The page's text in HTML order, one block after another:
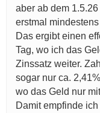
aber ab dem
erstmal
Das ergibt einen
Tag, wo ich das
Zinssatz weiter.
sogar nur ca.
wo das Geld nur
Damit empfinde